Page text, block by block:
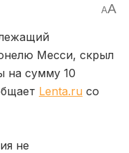
AA
Месси, скрыл
на сумму 10
Lenta.ru со
не